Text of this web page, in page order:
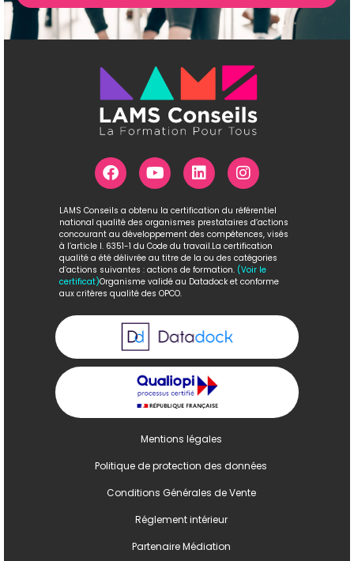
LAMS Conseils a obtenu la certification du référentiel
national qualité des organismes prestataires d’actions
concourant au développement des compétences, visés
à l’article l. 6351-1 du Code du travail.La certification
qualité a été délivrée au titre de la ou des catégories
d’actions suivantes : actions de formation. (Voir le
certificat)Organisme validé au Datadock et conforme
aux critères qualité des OPCO.
Mentions légales
Politique de protection des données
Conditions Générales de Vente
Réglement intérieur
Partenaire Médiation